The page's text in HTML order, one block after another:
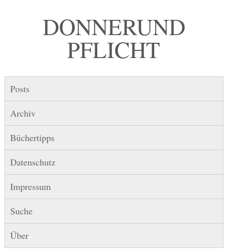
DONNER UND
PFLICHT
Posts
Archiv
Büchertipps
Datenschutz
Impressum
Suche
Über